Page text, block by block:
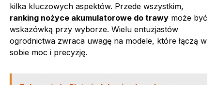
kilka kluczowych aspektów. Przede wszystkim,
ranking nożyce akumulatorowe do trawy może być
wskazówką przy wyborze. Wielu entuzjastów
ogrodnictwa zwraca uwagę na modele, które łączą w
sobie moc i precyzję.